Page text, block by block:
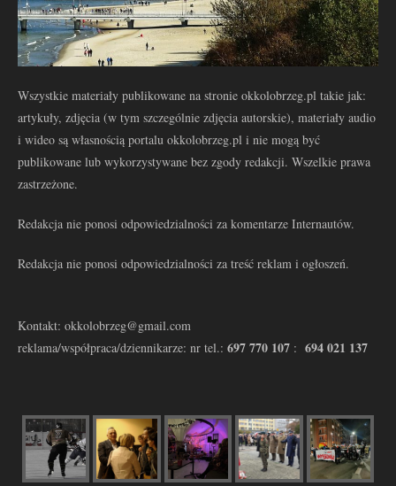
Wszystkie materiały publikowane na stronie okkolobrzeg.pl takie jak:
artykuły, zdjęcia (w tym szczególnie zdjęcia autorskie), materiały audio
i wideo są własnością portalu okkolobrzeg.pl i nie mogą być
publikowane lub wykorzystywane bez zgody redakcji. Wszelkie prawa
zastrzeżone.
Redakcja nie ponosi odpowiedzialności za komentarze Internautów.
Redakcja nie ponosi odpowiedzialności za treść reklam i ogłoszeń.
Kontakt: okkolobrzeg@gmail.com
reklama/współpraca/dziennikarze: nr tel.: 697 770 107 : 694 021 137